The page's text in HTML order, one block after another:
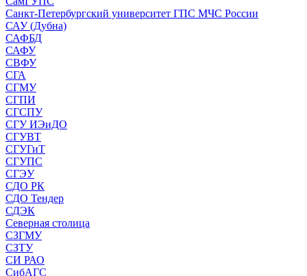
Санкт-Петербургский университет ГПС МЧС России
САУ (Дубна)
САФБД
САФУ
СВФУ
СГА
СГМУ
СГПИ
СГСПУ
СГУ ИЭиДО
СГУВТ
СГУГиТ
СГУПС
СГЭУ
СДО РК
СДО Тендер
СДЭК
Северная столица
СЗГМУ
СЗТУ
СИ РАО
СибАГС